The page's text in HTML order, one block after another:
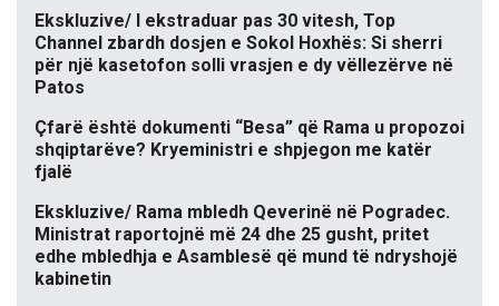
Ekskluzive/ I ekstraduar pas 30 vitesh, Top
Channel zbardh dosjen e Sokol Hoxhës: Si sherri
për një kasetofon solli vrasjen e dy vëllezërve në
Patos
Çfarë është dokumenti “Besa” që Rama u propozoi
shqiptarëve? Kryeministri e shpjegon me katër
fjalë
Ekskluzive/ Rama mbledh Qeverinë në Pogradec.
Ministrat raportojnë më 24 dhe 25 gusht, pritet
edhe mbledhja e Asamblesë që mund të ndryshojë
kabinetin